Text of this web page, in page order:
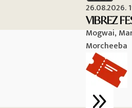
26.08.2026.
VIBREZ
Mogwai,
Morcheeba